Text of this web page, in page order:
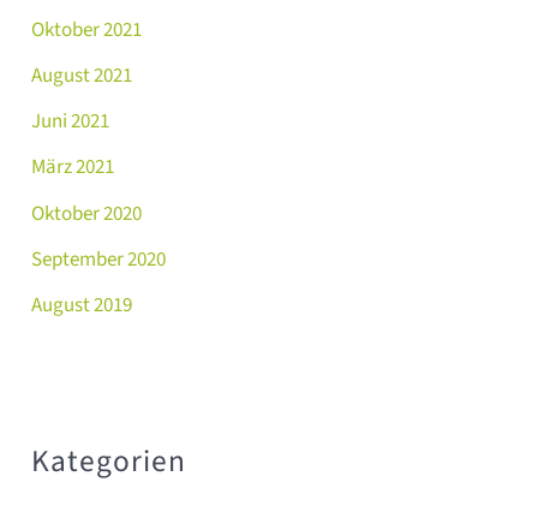
Oktober 2021
August 2021
Juni 2021
März 2021
Oktober 2020
September 2020
August 2019
Kategorien